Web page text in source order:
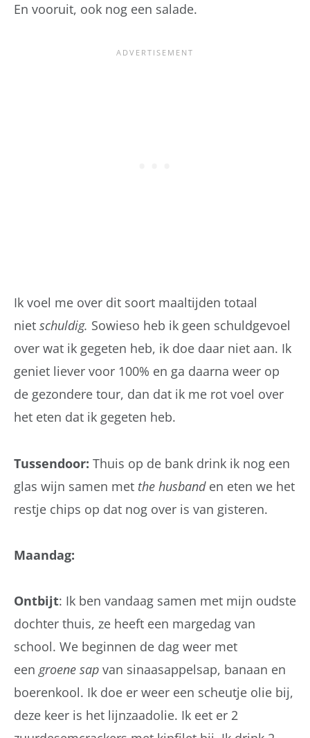
En vooruit, ook nog een salade.
Ik voel me over dit soort maaltijden totaal
niet schuldig. Sowieso heb ik geen schuldgevoel
over wat ik gegeten heb, ik doe daar niet aan. Ik
geniet liever voor 100% en ga daarna weer op
de gezondere tour, dan dat ik me rot voel over
het eten dat ik gegeten heb.
Tussendoor: Thuis op de bank drink ik nog een
glas wijn samen met the husbanden eten we het
restje chips op dat nog over is van gisteren.
Maandag:
Ontbijt: Ik ben vandaag samen met mijn oudste
dochter thuis, ze heeft een margedag van
school. We beginnen de dag weer met
een groene sap van sinaasappelsap, banaan en
boerenkool. Ik doe er weer een scheutje olie bij,
deze keer is het lijnzaadolie. Ik eet er 2